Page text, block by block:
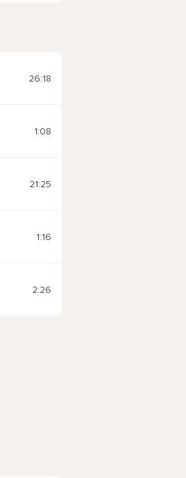
26:18
1:08
21:25
1:16
2:26